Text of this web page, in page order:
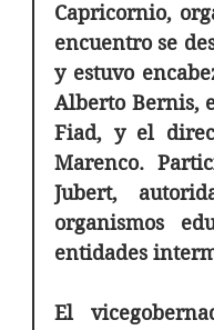
Capricornio,
encuentro se
y estuvo
Alberto Bernis,
Fiad, y el
Marenco.
Jubert,
organismos
entidades
El